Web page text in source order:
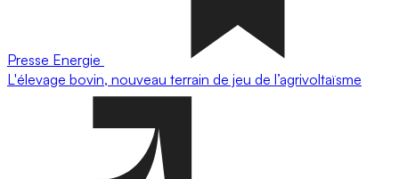
Presse Energie
L'élevage bovin, nouveau terrain de jeu de l’agrivoltaïsme